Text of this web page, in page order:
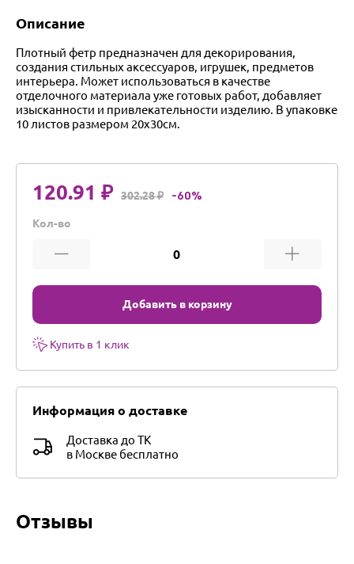
Описание
Плотный фетр предназначен для декорирования,
создания стильных аксессуаров, игрушек, предметов
интерьера. Может использоваться в качестве
отделочного материала уже готовых работ, добавляет
изысканности и привлекательности изделию. В упаковке
10 листов размером 20х30см.
120.91 ₽ 302.28 ₽ -60%
Кол-во
Добавить в корзину
Купить в 1 клик
Информация о доставке
Доставка до ТК
в Москве бесплатно
Отзывы